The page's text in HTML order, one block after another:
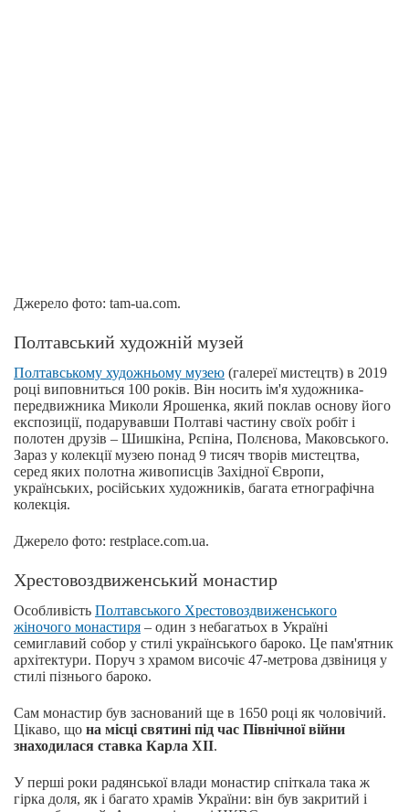
Джерело фото: tam-ua.com.
Полтавський художній музей
Полтавському художньому музею (галереї мистецтв) в 2019
році виповниться 100 років. Він носить ім'я художника-
передвижника Миколи Ярошенка, який поклав основу його
експозиції, подарувавши Полтаві частину своїх робіт і
полотен друзів – Шишкіна, Рєпіна, Полєнова, Маковського.
Зараз у колекції музею понад 9 тисяч творів мистецтва,
серед яких полотна живописців Західної Європи,
українських, російських художників, багата етнографічна
колекція.
Джерело фото: restplace.com.ua.
Хрестовоздвиженський монастир
Особливість Полтавського Хрестовоздвиженського
жіночого монастиря – один з небагатьох в Україні
семиглавий собор у стилі українського бароко. Це пам'ятник
архітектури. Поруч з храмом височіє 47-метрова дзвіниця у
стилі пізнього бароко.
Сам монастир був заснований ще в 1650 році як чоловічий.
Цікаво, що на місці святині під час Північної війни
знаходилася ставка Карла XII.
У перші роки радянської влади монастир спіткала така ж
гірка доля, як і багато храмів України: він був закритий і